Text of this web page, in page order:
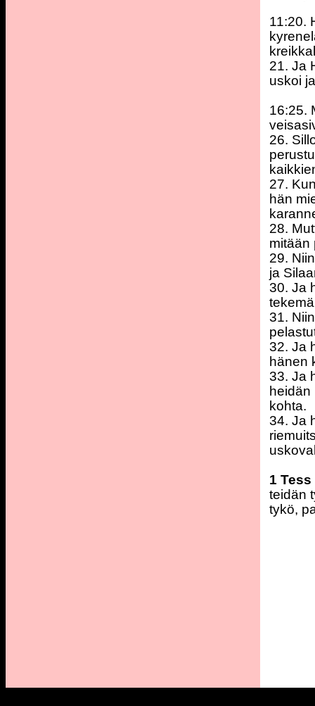
11:20.
21. Ja
uskoi
16:25.
26.
27.
hän
28.
mitään
29.
ja
30. Ja
31.
32. Ja
hänen
33. Ja
kohta.
34. Ja
1 Tess
teidän
tykö,